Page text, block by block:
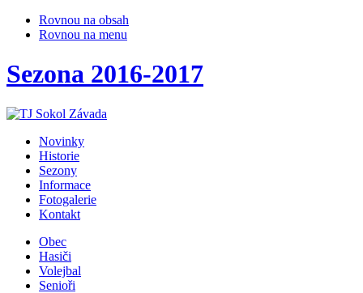
Rovnou na obsah
Rovnou na menu
Sezona 2016-2017
Novinky
Historie
Sezony
Informace
Fotogalerie
Kontakt
Obec
Hasiči
Volejbal
Senioři